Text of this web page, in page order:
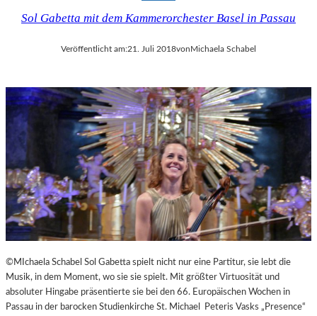
Sol Gabetta mit dem Kammerorchester Basel in Passau
Veröffentlicht am:21. Juli 2018vonMichaela Schabel
©MIchaela Schabel Sol Gabetta spielt nicht nur eine Partitur, sie lebt die
Musik, in dem Moment, wo sie sie spielt. Mit größter Virtuosität und
absoluter Hingabe präsentierte sie bei den 66. Europäischen Wochen in
Passau in der barocken Studienkirche St. Michael Peteris Vasks „Presence“